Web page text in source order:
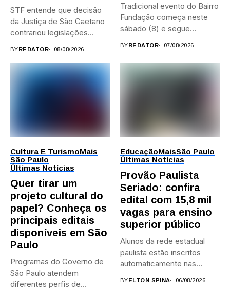
STF entende que decisão
da Justiça de São Caetano
contrariou legislações
BYREDATOR 08/08/2026
Tradicional evento do Bairro
Fundação começa neste
sábado (8) e segue
BYREDATOR 07/08/2026
Cultura E TurismoMais
São Paulo
Últimas Notícias
Quer tirar um
projeto cultural do
papel? Conheça os
principais editais
disponíveis em São
Paulo
Programas do Governo de
São Paulo atendem
diferentes perfis de
EducaçãoMaisSão Paulo
Últimas Notícias
Provão Paulista
Seriado: confira
edital com 15,8 mil
vagas para ensino
superior público
Alunos da rede estadual
paulista estão inscritos
automaticamente nas
BYELTON SPINA 06/08/2026